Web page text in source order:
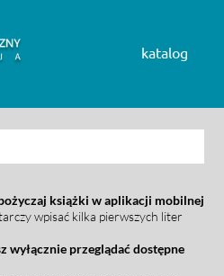
katalog
książki w aplikacji mobilnej
wpisać kilka pierwszych liter
wyłącznie przeglądać dostępne